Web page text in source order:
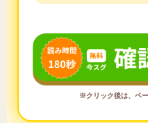
※クリック後は、ペ